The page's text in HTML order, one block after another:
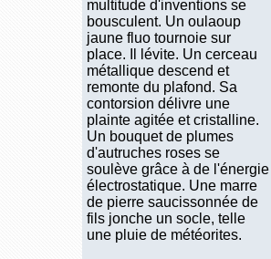
multitude d'inventions se
bousculent. Un oulaoup
jaune fluo tournoie sur
place. Il lévite. Un cerceau
métallique descend et
remonte du plafond. Sa
contorsion délivre une
plainte agitée et cristalline.
Un bouquet de plumes
d'autruches roses se
soulève grâce à de l'énergie
électrostatique. Une marre
de pierre saucissonnée de
fils jonche un socle, telle
une pluie de météorites.